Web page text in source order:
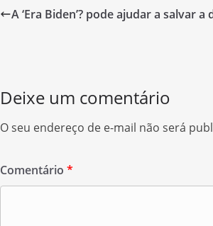
k
r
A ‘Era Biden’? pode ajudar a salvar
Deixe um comentário
O seu endereço de e-mail não será
Comentário *